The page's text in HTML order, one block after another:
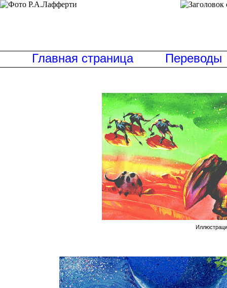
Главная страница Переводы